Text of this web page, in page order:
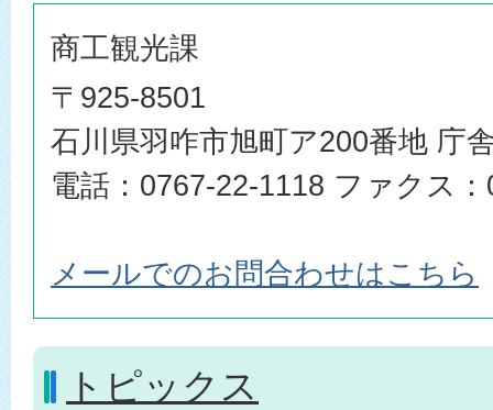
商工観光課
〒925-8501
石川県羽咋市旭町ア200番地 庁
電話：0767-22-1118 ファクス
メールでのお問合わせはこちら
トピックス